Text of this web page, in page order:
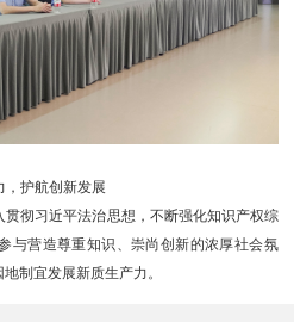
，护航创新发展
彻习近平法治思想，不断强化知识产权综
与营造尊重知识、崇尚创新的浓厚社会氛
制宜发展新质生产力。